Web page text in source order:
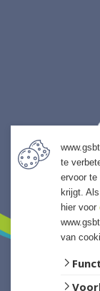
te
ervoor te
krijgt.
hier voor
van